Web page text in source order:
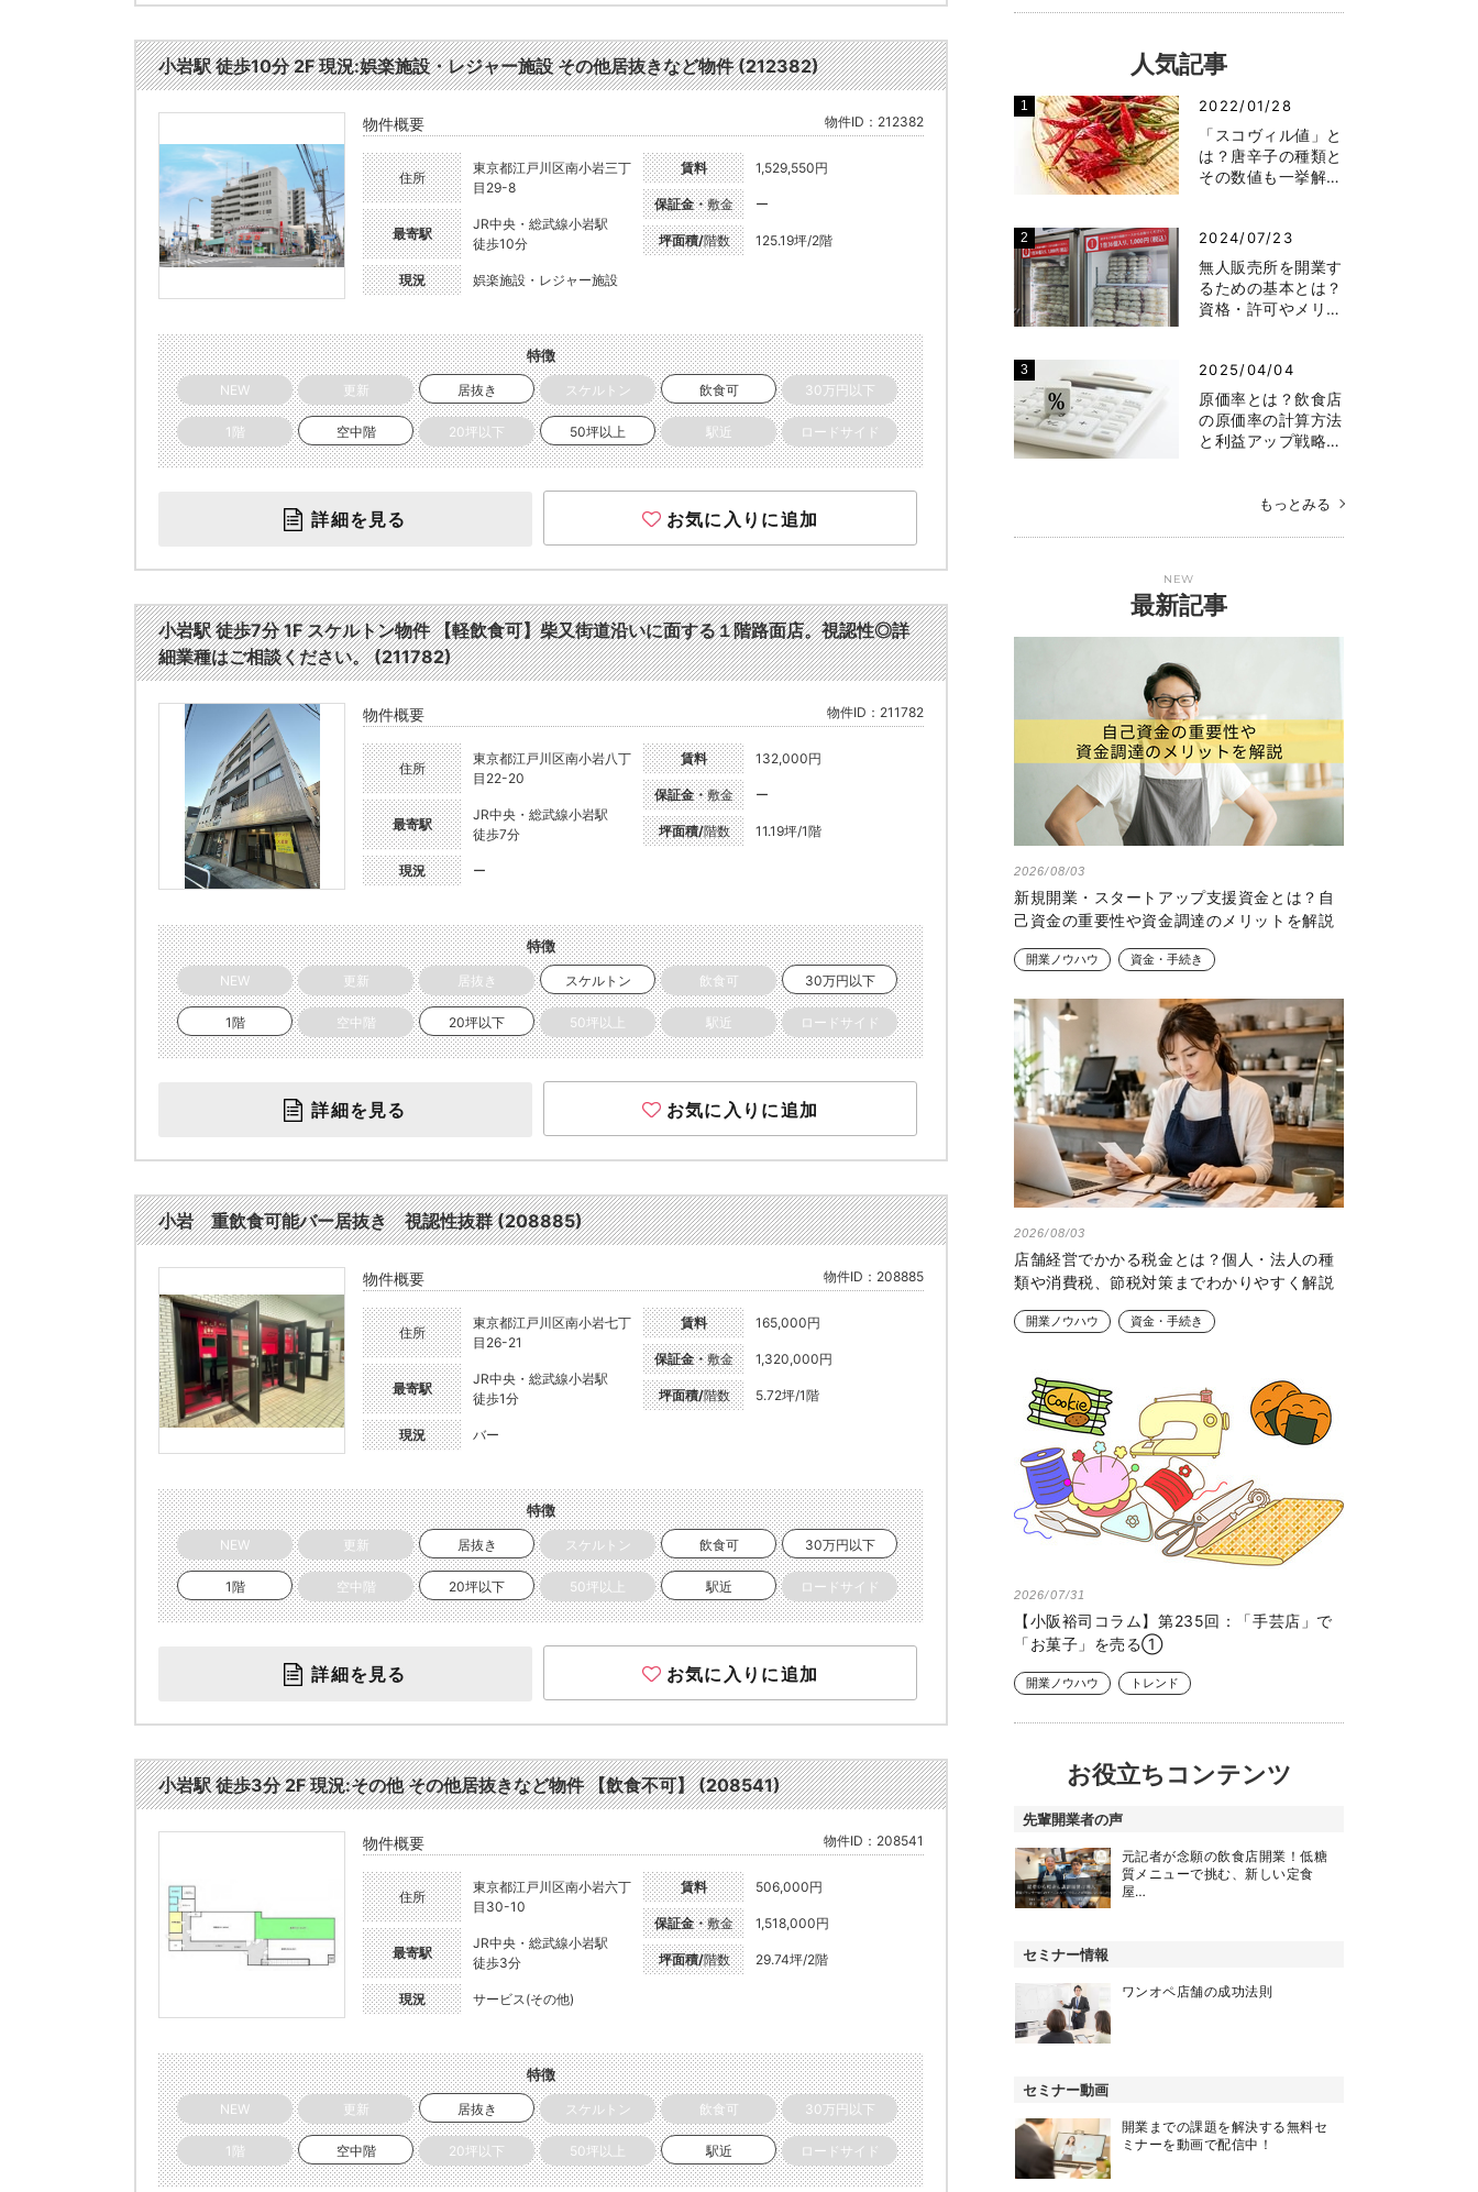
小岩駅 徒歩10分 2F 現況:娯楽施設・レジャー施設 その他居抜きなど物件 (212382)
物件概要 物件ID：212382
住所
東京都江戸川区南小岩三丁
目29-8
最寄駅
JR中央・総武線小岩駅
徒歩10分
現況 娯楽施設・レジャー施設
賃料 1,529,550円
保証金・敷金 ー
坪面積/階数 125.19坪/2階
特徴
NEW 更新 居抜き スケルトン 飲食可 30万円以下
1階 空中階 20坪以下 50坪以上 駅近 ロードサイド
詳細を見る お気に入りに追加
小岩駅 徒歩7分 1F スケルトン物件 【軽飲食可】柴又街道沿いに面する１階路面店。視認性◎詳
細業種はご相談ください。 (211782)
物件概要 物件ID：211782
住所
東京都江戸川区南小岩八丁
目22-20
最寄駅
JR中央・総武線小岩駅
徒歩7分
現況 ー
賃料 132,000円
保証金・敷金 ー
坪面積/階数 11.19坪/1階
特徴
NEW 更新 居抜き スケルトン 飲食可 30万円以下
1階 空中階 20坪以下 50坪以上 駅近 ロードサイド
詳細を見る お気に入りに追加
小岩 重飲食可能バー居抜き 視認性抜群 (208885)
物件概要 物件ID：208885
住所
東京都江戸川区南小岩七丁
目26-21
最寄駅
JR中央・総武線小岩駅
徒歩1分
現況 バー
賃料 165,000円
保証金・敷金 1,320,000円
坪面積/階数 5.72坪/1階
特徴
NEW 更新 居抜き スケルトン 飲食可 30万円以下
1階 空中階 20坪以下 50坪以上 駅近 ロードサイド
詳細を見る お気に入りに追加
小岩駅 徒歩3分 2F 現況:その他 その他居抜きなど物件 【飲食不可】 (208541)
物件概要 物件ID：208541
住所
東京都江戸川区南小岩六丁
目30-10
最寄駅
JR中央・総武線小岩駅
徒歩3分
現況 サービス(その他)
賃料 506,000円
保証金・敷金 1,518,000円
坪面積/階数 29.74坪/2階
特徴
NEW 更新 居抜き スケルトン 飲食可 30万円以下
1階 空中階 20坪以下 50坪以上 駅近 ロードサイド
人気記事
2022/01/28
「スコヴィル値」と
は？唐辛子の種類と
その数値も一挙解…
2024/07/23
無人販売所を開業す
るための基本とは？
資格・許可やメリ…
2025/04/04
原価率とは？飲食店
の原価率の計算方法
と利益アップ戦略…
もっとみる
NEW
最新記事
2026/08/03
新規開業・スタートアップ支援資金とは？自
己資金の重要性や資金調達のメリットを解説
開業ノウハウ 資金・手続き
2026/08/03
店舗経営でかかる税金とは？個人・法人の種
類や消費税、節税対策までわかりやすく解説
開業ノウハウ 資金・手続き
2026/07/31
【小阪裕司コラム】第235回：「手芸店」で
「お菓子」を売る①
開業ノウハウ トレンド
お役立ちコンテンツ
先輩開業者の声
元記者が念願の飲食店開業！低糖
質メニューで挑む、新しい定食
屋…
セミナー情報
ワンオペ店舗の成功法則
セミナー動画
開業までの課題を解決する無料セ
ミナーを動画で配信中！